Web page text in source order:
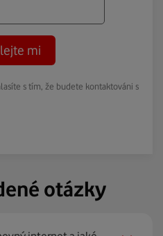
mi
s tím, že budete kontaktováni s
otázky